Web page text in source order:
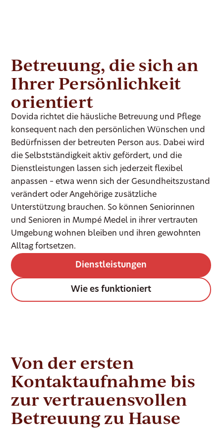
Betreuung, die sich an
Ihrer Persönlichkeit
orientiert
Dovida richtet die häusliche Betreuung und Pflege
konsequent nach den persönlichen Wünschen und
Bedürfnissen der betreuten Person aus. Dabei wird
die Selbstständigkeit aktiv gefördert, und die
Dienstleistungen lassen sich jederzeit flexibel
anpassen – etwa wenn sich der Gesundheitszustand
verändert oder Angehörige zusätzliche
Unterstützung brauchen. So können Seniorinnen
und Senioren in Mumpé Medel in ihrer vertrauten
Umgebung wohnen bleiben und ihren gewohnten
Alltag fortsetzen.
Dienstleistungen
Wie es funktioniert
Von der ersten
Kontaktaufnahme bis
zur vertrauensvollen
Betreuung zu Hause